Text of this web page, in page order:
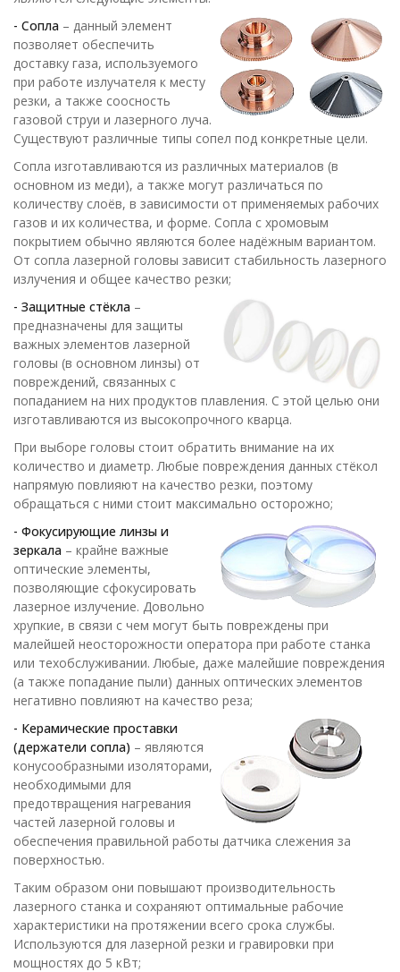
- Сопла – данный элемент
позволяет обеспечить
доставку газа, используемого
при работе излучателя к месту
резки, а также соосность
газовой струи и лазерного луча.
Существуют различные типы сопел под конкретные цели.
Сопла изготавливаются из различных материалов (в
основном из меди), а также могут различаться по
количеству слоёв, в зависимости от применяемых рабочих
газов и их количества, и форме. Сопла с хромовым
покрытием обычно являются более надёжным вариантом.
От сопла лазерной головы зависит стабильность лазерного
излучения и общее качество резки;
- Защитные стёкла –
предназначены для защиты
важных элементов лазерной
головы (в основном линзы) от
повреждений, связанных с
попаданием на них продуктов плавления. С этой целью они
изготавливаются из высокопрочного кварца.
При выборе головы стоит обратить внимание на их
количество и диаметр. Любые повреждения данных стёкол
напрямую повлияют на качество резки, поэтому
обращаться с ними стоит максимально осторожно;
- Фокусирующие линзы и
зеркала – крайне важные
оптические элементы,
позволяющие сфокусировать
лазерное излучение. Довольно
хрупкие, в связи с чем могут быть повреждены при
малейшей неосторожности оператора при работе станка
или техобслуживании. Любые, даже малейшие повреждения
(а также попадание пыли) данных оптических элементов
негативно повлияют на качество реза;
- Керамические проставки
(держатели сопла) – являются
конусообразными изоляторами,
необходимыми для
предотвращения нагревания
частей лазерной головы и
обеспечения правильной работы датчика слежения за
поверхностью.
Таким образом они повышают производительность
лазерного станка и сохраняют оптимальные рабочие
характеристики на протяжении всего срока службы.
Используются для лазерной резки и гравировки при
мощностях до 5 кВт;